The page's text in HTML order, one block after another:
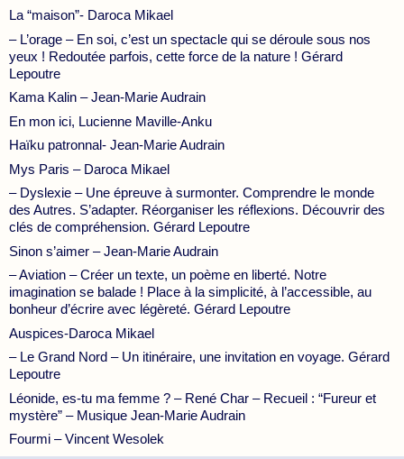
La “maison”- Daroca Mikael
– L’orage – En soi, c’est un spectacle qui se déroule sous nos
yeux ! Redoutée parfois, cette force de la nature ! Gérard
Lepoutre
Kama Kalin – Jean-Marie Audrain
En mon ici, Lucienne Maville-Anku
Haïku patronnal- Jean-Marie Audrain
Mys Paris – Daroca Mikael
– Dyslexie – Une épreuve à surmonter. Comprendre le monde
des Autres. S’adapter. Réorganiser les réflexions. Découvrir des
clés de compréhension. Gérard Lepoutre
Sinon s’aimer – Jean-Marie Audrain
– Aviation – Créer un texte, un poème en liberté. Notre
imagination se balade ! Place à la simplicité, à l’accessible, au
bonheur d’écrire avec légèreté. Gérard Lepoutre
Auspices-Daroca Mikael
– Le Grand Nord – Un itinéraire, une invitation en voyage. Gérard
Lepoutre
Léonide, es-tu ma femme ? – René Char – Recueil : “Fureur et
mystère” – Musique Jean-Marie Audrain
Fourmi – Vincent Wesolek